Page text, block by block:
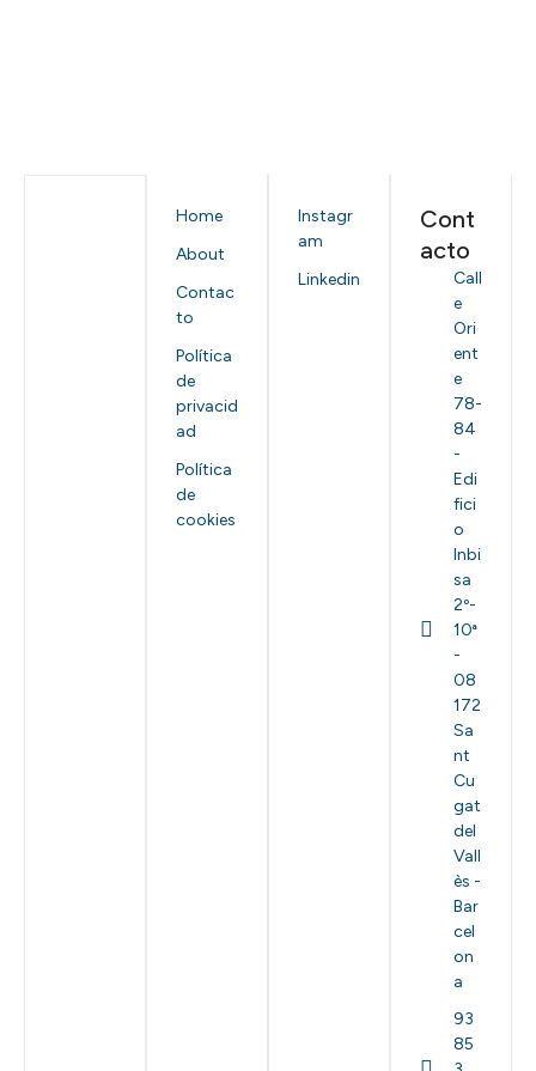
Home
About
Contac
to
Política
de
privacid
ad
Política
de
cookies
Instagr
am
Linkedin
Cont
acto
Call
e
Ori
ent
e
78-
84
-
Edi
fici
o
Inbi
sa
2º-
10ª
-
08
172
Sa
nt
Cu
gat
del
Vall
ès -
Bar
cel
on
a
93
85